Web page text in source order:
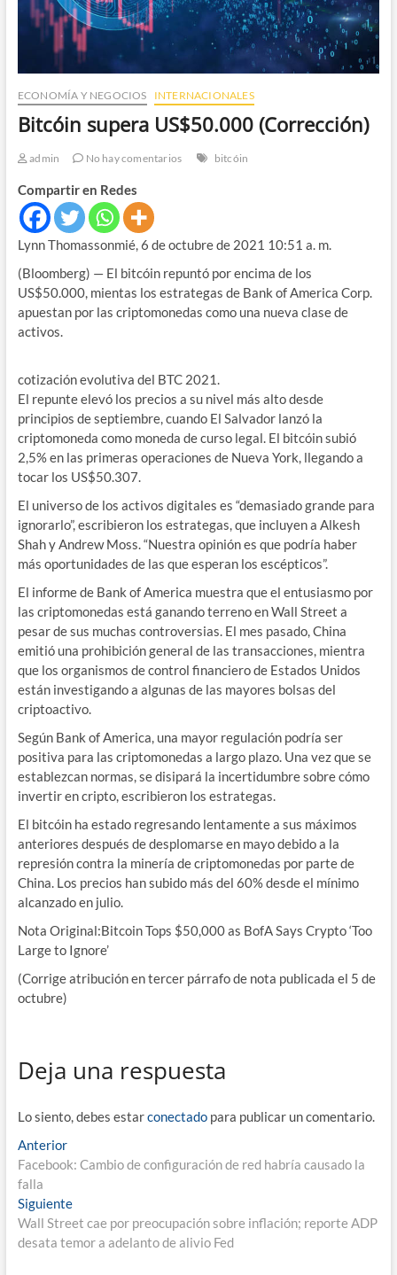
ECONOMÍA Y NEGOCIOS INTERNACIONALES
Bitcóin supera US$50.000 (Corrección)
admin No hay comentarios bitcóin
Compartir en Redes
Lynn Thomassonmié, 6 de octubre de 2021 10:51 a. m.
(Bloomberg) — El bitcóin repuntó por encima de los
US$50.000, mientas los estrategas de Bank of America Corp.
apuestan por las criptomonedas como una nueva clase de
activos.
cotización evolutiva del BTC 2021.
El repunte elevó los precios a su nivel más alto desde
principios de septiembre, cuando El Salvador lanzó la
criptomoneda como moneda de curso legal. El bitcóin subió
2,5% en las primeras operaciones de Nueva York, llegando a
tocar los US$50.307.
El universo de los activos digitales es “demasiado grande para
ignorarlo”, escribieron los estrategas, que incluyen a Alkesh
Shah y Andrew Moss. “Nuestra opinión es que podría haber
más oportunidades de las que esperan los escépticos”.
El informe de Bank of America muestra que el entusiasmo por
las criptomonedas está ganando terreno en Wall Street a
pesar de sus muchas controversias. El mes pasado, China
emitió una prohibición general de las transacciones, mientra
que los organismos de control financiero de Estados Unidos
están investigando a algunas de las mayores bolsas del
criptoactivo.
Según Bank of America, una mayor regulación podría ser
positiva para las criptomonedas a largo plazo. Una vez que se
establezcan normas, se disipará la incertidumbre sobre cómo
invertir en cripto, escribieron los estrategas.
El bitcóin ha estado regresando lentamente a sus máximos
anteriores después de desplomarse en mayo debido a la
represión contra la minería de criptomonedas por parte de
China. Los precios han subido más del 60% desde el mínimo
alcanzado en julio.
Nota Original:Bitcoin Tops $50,000 as BofA Says Crypto ‘Too
Large to Ignore’
(Corrige atribución en tercer párrafo de nota publicada el 5 de
octubre)
Deja una respuesta
Lo siento, debes estarconectadopara publicar un comentario.
Navegación
de
entradas
AnteriorEntrada
anterior:
Facebook: Cambio de configuración de red habría causado la
falla
SiguienteEntrada
siguiente:
Wall Street cae por preocupación sobre inflación; reporte ADP
desata temor a adelanto de alivio Fed